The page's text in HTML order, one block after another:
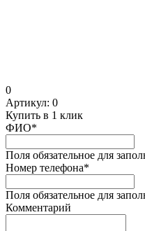
0
Артикул: 0
Купить в 1 клик
ФИО*
Поля обязательное для
Номер телефона*
Поля обязательное для
Комментарий